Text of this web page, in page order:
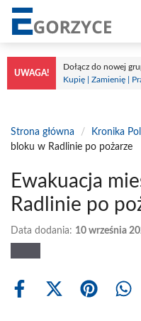
Przejdź
treści
UWAGA!
Dołącz do nowej
Kupię | Zamienię |
Strona główna / Kronika
bloku w Radlinie po pożarze
Ewakuacja
Radlinie po
Data dodania: 10 września
Share
Share Share